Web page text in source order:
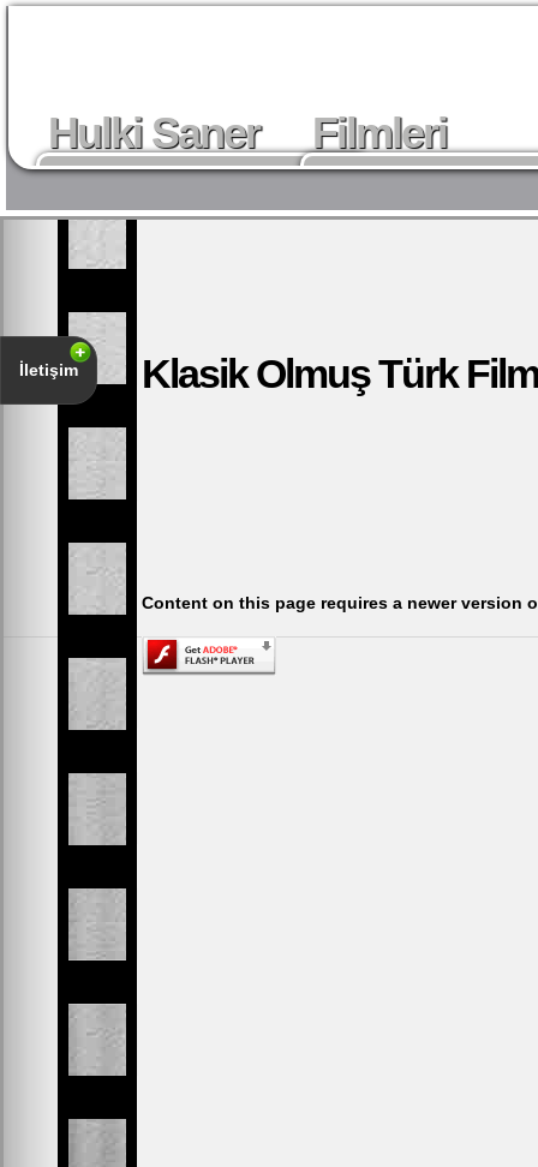
Hulki Saner
Hayat Hikayesi
Filmleri
Hulki Saner imzalı
İletişim Klasik Olmuş Türk
Content on this page requires a newer version